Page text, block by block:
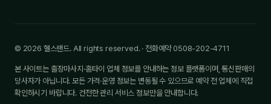
© 2026 헬스랜드. All rights reserved. · 전화예약 0508-202-4711
본 사이트는 출장마사지·홈타이 업체 정보를 안내하는 정보 플랫폼이며, 통신판매의
당사자가 아닙니다. 모든 가격·운영 정보는 변동될 수 있으므로 예약 전 업체에 직접
확인하시기 바랍니다. 건전한 관리 서비스 정보만을 안내합니다.